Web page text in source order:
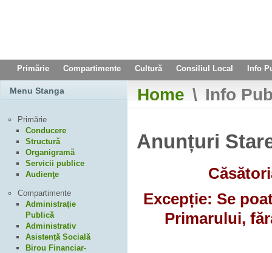
Primărie Compartimente Cultură Consiliul Local Info
Home \ Info
Anunțuri
Excepție: Se
Primarului,
Menu Stanga
Primărie
Conducere
Structură
Organigramă
Servicii publice
Audienţe
Compartimente
Administrație
Publică
Administrativ
Asistență Socială
Birou Financiar-